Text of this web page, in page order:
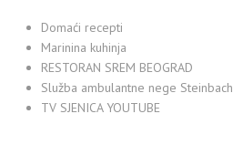
Domaći recepti
Marinina kuhinja
RESTORAN SREM BEOGRAD
Služba ambulantne nege Steinbach
TV SJENICA YOUTUBE